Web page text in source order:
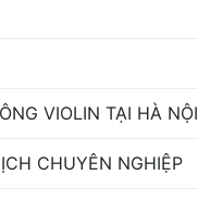
VIOLIN TẠI HÀ NỘI
CHUYÊN NGHIỆP